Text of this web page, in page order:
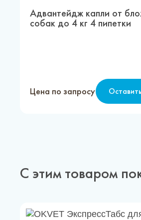
Адвантейдж капли от
собак до 4 кг 4 пипетки
Цена по запросу
С этим товаром